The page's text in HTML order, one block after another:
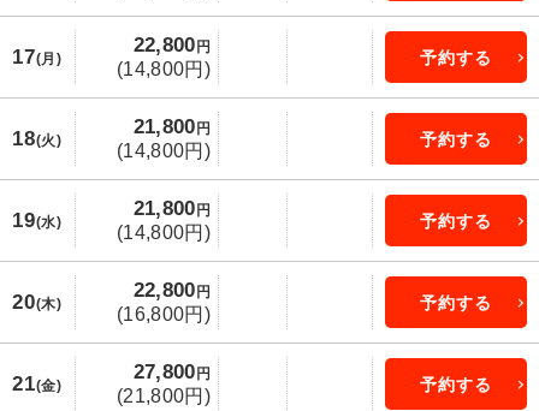
17(月)
22,800 円
(14,800円)
予約する
18(火)
21,800 円
(14,800円)
予約する
19(水)
21,800 円
(14,800円)
予約する
20(木)
22,800 円
(16,800円)
予約する
21(金)
27,800 円
(21,800円)
予約する